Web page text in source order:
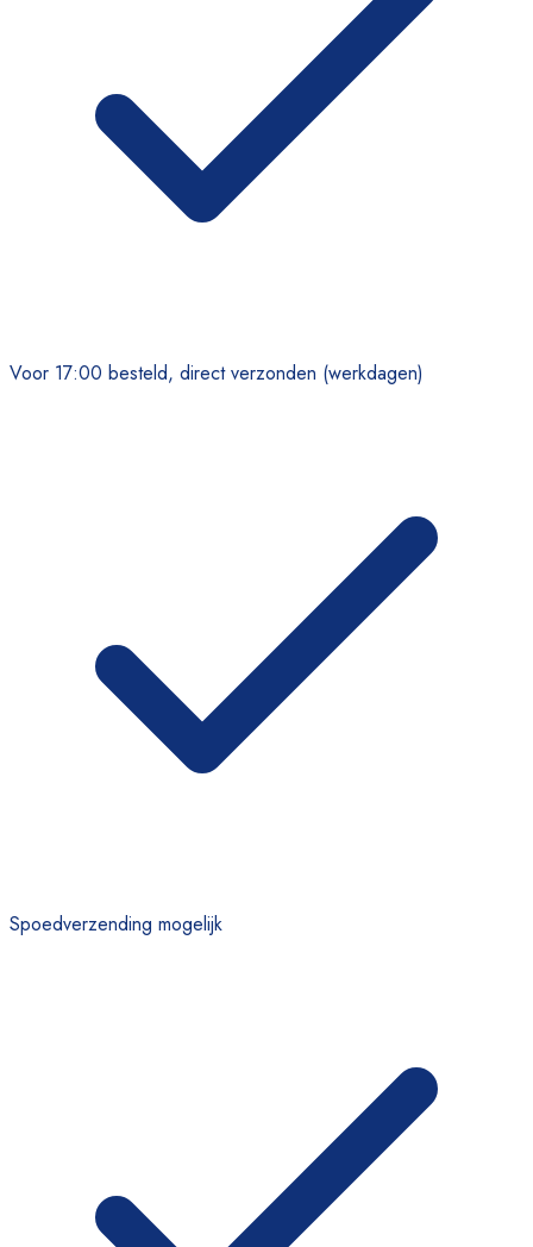
Voor 17:00 besteld, direct verzonden (werkdagen)
Spoedverzending mogelijk